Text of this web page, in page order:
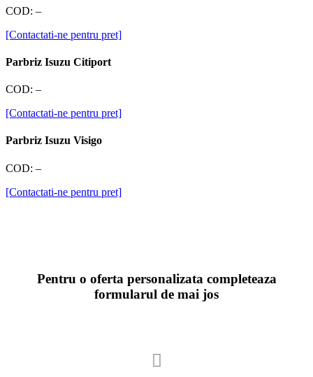
COD: –
[Contactati-ne pentru pret]
Parbriz Isuzu Citiport
COD: –
[Contactati-ne pentru pret]
Parbriz Isuzu Visigo
COD: –
[Contactati-ne pentru pret]
Pentru o oferta personalizata completeaza
formularul de mai jos
